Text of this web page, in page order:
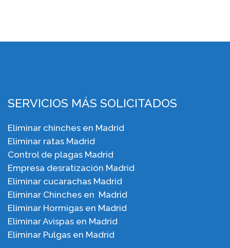
SERVICIOS MÁS SOLICITADOS
Eliminar chinches en Madrid
Eliminar ratas Madrid
Control de plagas Madrid
Empresa desratización Madrid
Eliminar cucarachas Madrid
Eliminar Chinches en Madrid
Eliminar Hormigas en Madrid
Eliminar Avispas en Madrid
Eliminar Pulgas en Madrid